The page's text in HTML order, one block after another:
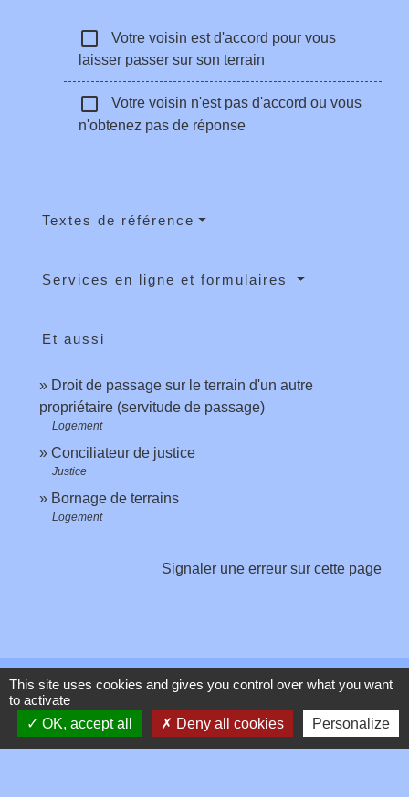
check_box_outline_blank
Votre voisin est d'accord pour vous
laisser passer sur son terrain
check_box_outline_blank
Votre voisin n'est pas d'accord ou vous
n'obtenez pas de réponse
Textes de référence
Services en ligne et formulaires
Et aussi
Droit de passage sur le terrain d'un autre
propriétaire (servitude de passage)
Logement
Conciliateur de justice
Justice
Bornage de terrains
Logement
Signaler une erreur sur cette page
Contacts
Commune de Toussieux
346, Route du Morbier
This site uses cookies and gives you control over what you want
to activate
OK, accept all
Deny all cookies Personalize